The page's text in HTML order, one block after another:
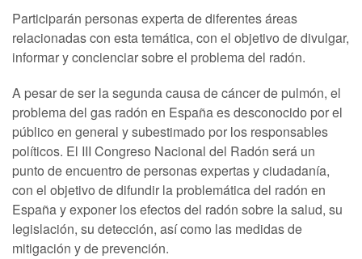
Participarán personas experta de diferentes áreas
relacionadas con esta temática, con el objetivo de divulgar,
informar y concienciar sobre el problema del radón.
A pesar de ser la segunda causa de cáncer de pulmón, el
problema del gas radón en España es desconocido por el
público en general y subestimado por los responsables
políticos. El III Congreso Nacional del Radón será un
punto de encuentro de personas expertas y ciudadanía,
con el objetivo de difundir la problemática del radón en
España y exponer los efectos del radón sobre la salud, su
legislación, su detección, así como las medidas de
mitigación y de prevención.